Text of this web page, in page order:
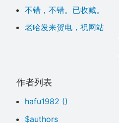
藏。
不错，不错。已收藏。
老哈发来贺电，祝网站
作者列表
hafu1982 ()
$authors